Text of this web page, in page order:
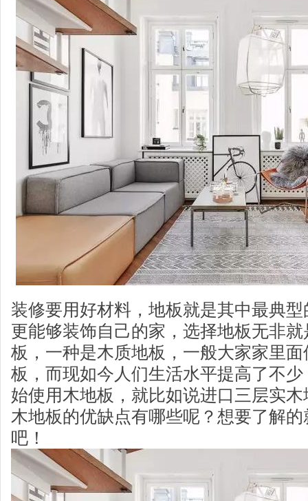
装修要用好材料，地板就是其中最典
更能够装饰自己的家，选择地板无非
板，一种是木质地板，一般大家家里
板，而现如今人们生活水平提高了不
始使用木地板，就比如说进口三层实
木地板的优缺点有哪些呢？想要了解
吧！